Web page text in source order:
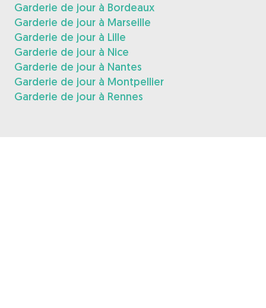
Garderie de jour à Bordeaux
Garderie de jour à Marseille
Garderie de jour à Lille
Garderie de jour à Nice
Garderie de jour à Nantes
Garderie de jour à Montpellier
Garderie de jour à Rennes